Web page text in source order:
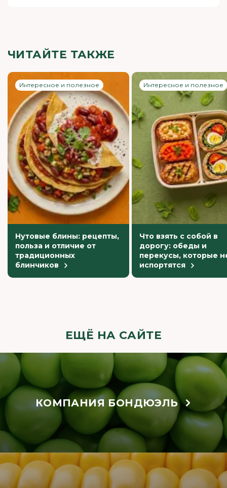
ЧИТАЙТЕ ТАКЖЕ
Интересное и полезное
Нутовые блины: рецепты,
польза и отличие от
традиционных
блинчиков
Интересное и полезное
Что взять с собой в
дорогу: обеды и
перекусы, которые
испортятся
ЕЩЁ НА САЙТЕ
КОМПАНИЯ БОНДЮЭЛЬ